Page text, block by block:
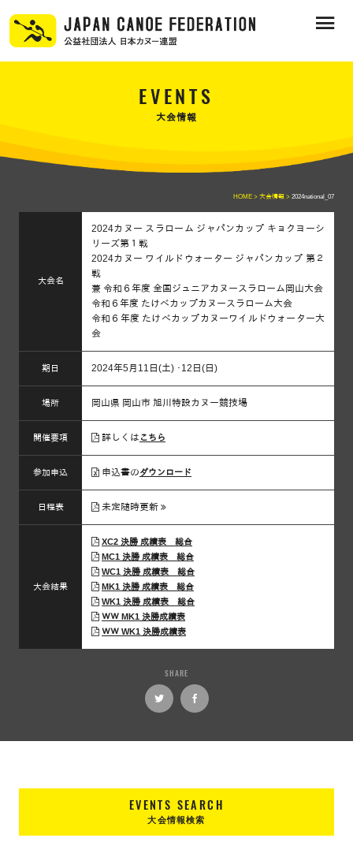
EVENTS
大会情報
HOME > 大会情報 > 2024national_07
大会名
2024カヌー スラローム ジャパンカップ キョクヨーシ
リーズ第１戦
2024カヌー ワイルドウォーター ジャパンカップ 第２
戦
兼 令和６年度 全国ジュニアカヌースラローム岡山大会
令和６年度 たけべカップカヌースラローム大会
令和６年度 たけべカップカヌーワイルドウォーター大
会
期日 2024年5月11日(土) ･12日(日)
場所 岡山県 岡山市 旭川特設カヌー競技場
開催要項 詳しくは こちら
参加申込 申込書のダウンロード
日程表 未定随時更新
大会結果
XC2 決勝 成績表 総合
MC1 決勝 成績表 総合
WC1 決勝 成績表 総合
MK1 決勝 成績表 総合
WK1 決勝 成績表 総合
ＷＷ MK1 決勝成績表
ＷＷ WK1 決勝成績表
SHARE
EVENTS SEARCH
大会情報検索